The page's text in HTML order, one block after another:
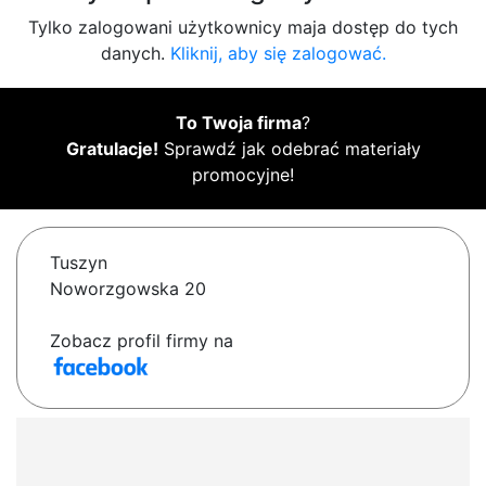
Tylko zalogowani użytkownicy maja dostęp do tych
danych. Kliknij, aby się zalogować.
To Twoja firma?
Gratulacje! Sprawdź jak odebrać materiały
promocyjne!
Tuszyn
Noworzgowska 20
Zobacz profil firmy na